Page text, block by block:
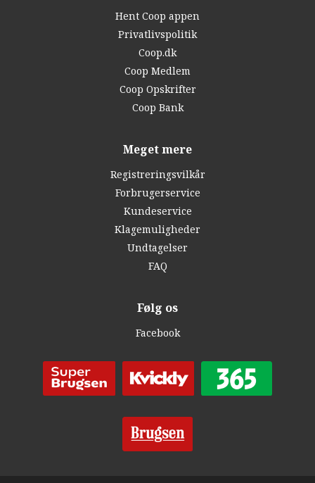
Hent Coop appen
Privatlivspolitik
Coop.dk
Coop Medlem
Coop Opskrifter
Coop Bank
Meget mere
Registreringsvilkår
Forbrugerservice
Kundeservice
Klagemuligheder
Undtagelser
FAQ
Følg os
Facebook